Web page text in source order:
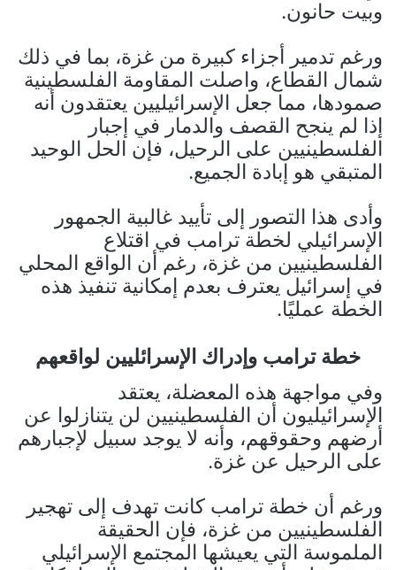
وبيت حانون.
ورغم تدمير أجزاء كبيرة من غزة، بما في ذلك
شمال القطاع، واصلت المقاومة الفلسطينية
صمودها، مما جعل الإسرائيليين يعتقدون أنه
إذا لم ينجح القصف والدمار في إجبار
الفلسطينيين على الرحيل، فإن الحل الوحيد
المتبقي هو إبادة الجميع.
وأدى هذا التصور إلى تأييد غالبية الجمهور
الإسرائيلي لخطة ترامب في اقتلاع
الفلسطينيين من غزة، رغم أن الواقع المحلي
في إسرائيل يعترف بعدم إمكانية تنفيذ هذه
الخطة عمليًا.
خطة ترامب وإدراك الإسرائليين لواقعهم
وفي مواجهة هذه المعضلة، يعتقد
الإسرائيليون أن الفلسطينيين لن يتنازلوا عن
أرضهم وحقوقهم، وأنه لا يوجد سبيل لإجبارهم
على الرحيل عن غزة.
ورغم أن خطة ترامب كانت تهدف إلى تهجير
الفلسطينيين من غزة، فإن الحقيقة
الملموسة التي يعيشها المجتمع الإسرائيلي